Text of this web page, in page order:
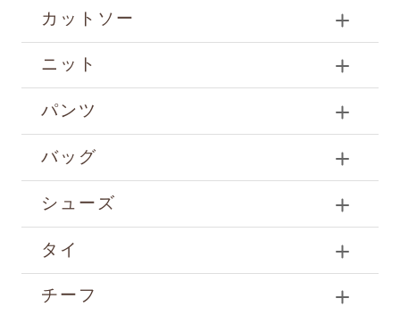
カットソー
ニット
パンツ
バッグ
シューズ
タイ
チーフ